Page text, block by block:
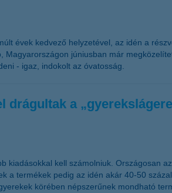
évek kedvező helyzetével, az idén a
júniusban már
- igaz, indokolt az óvatosság.
drágultak a
kell számolniuk. Országosan
a termékek pedig az idén akár 40-50
körében népszerűnek mondható